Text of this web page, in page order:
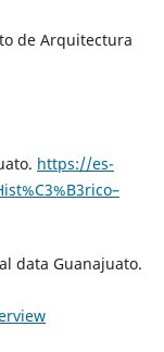
de Arquitectura
https://es-
data Guanajuato.